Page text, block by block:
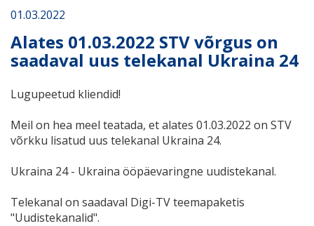
01.03.2022
Alates 01.03.2022 STV võrgus on
saadaval uus telekanal Ukraina 24
Lugupeetud kliendid!
Meil on hea meel teatada, et alates 01.03.2022 on STV
võrkku lisatud uus telekanal Ukraina 24.
Ukraina 24 - Ukraina ööpäevaringne uudistekanal.
Telekanal on saadaval Digi-TV teemapaketis
"Uudistekanalid".